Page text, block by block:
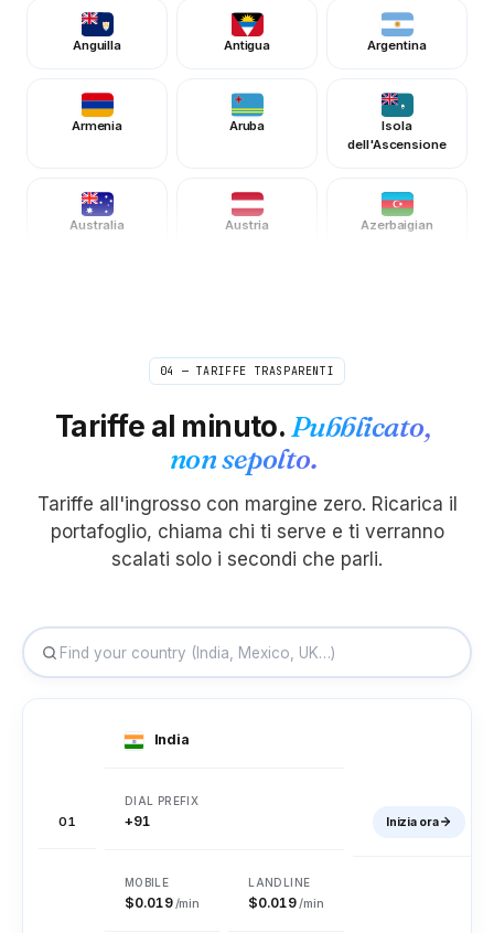
Anguilla Antigua Argentina
Armenia Aruba
Isola
dell'Ascensione
Australia Austria Azerbaigian
Bielorussia
Benin
Bhutan
Erzegovina
Botswana Brasile
Burundi Camerun
Isole di Capo Verde
04 — TARIFFE TRASPARENTI
Tariffe al minuto.Pubblicato,
non sepolto.
Tariffe all'ingrosso con margine zero. Ricarica il
portafoglio, chiama chi ti serve e ti verranno
scalati solo i secondi che parli.
01
India
+91
$0.019/min $0.019/min
Inizia ora